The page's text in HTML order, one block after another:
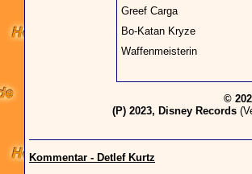
Greef Carga
Bo-Katan Kryze
Waffenmeisterin
©
(P) 2023, Disney Records
Kommentar - Detlef Kurtz